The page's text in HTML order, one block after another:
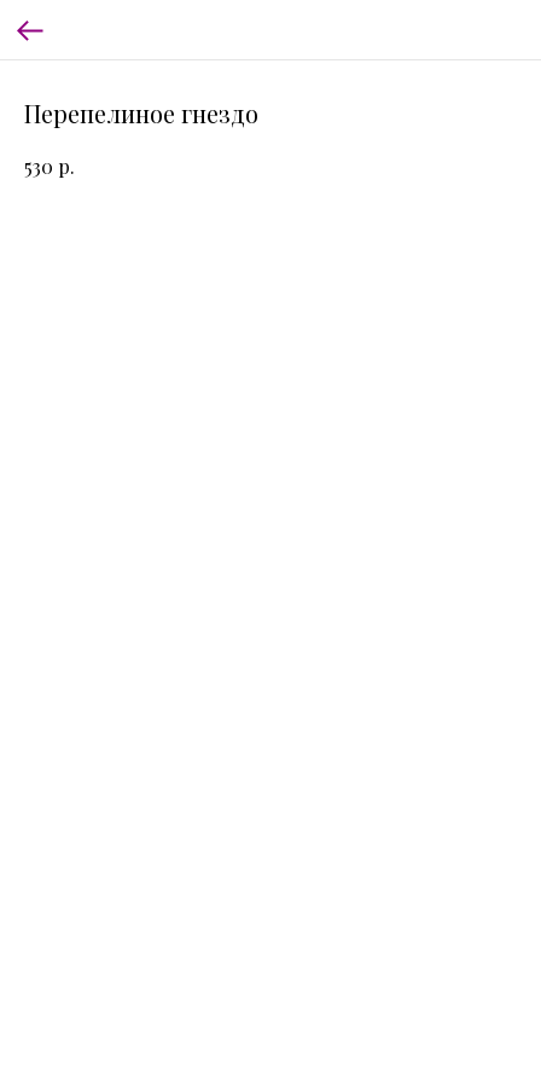
Перепелиное гнездо
530 р.